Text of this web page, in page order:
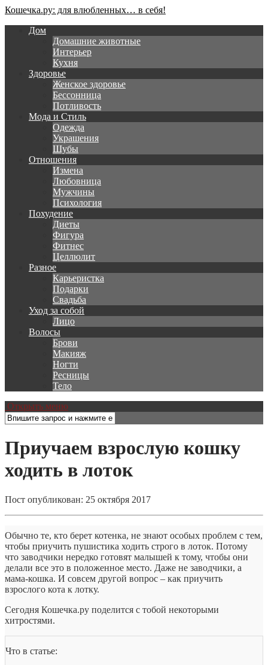
Кошечка.ру: для влюбленных… в себя!
Дом
Домашние животные
Интерьер
Кухня
Здоровье
Женское здоровье
Бессонница
Потливость
Мода и Стиль
Одежда
Украшения
Шубы
Отношения
Измена
Любовница
Мужчины
Психология
Похудение
Диеты
Фигура
Фитнес
Целлюлит
Разное
Карьеристка
Подарки
Свадьба
Уход за собой
Лицо
Волосы
Брови
Макияж
Ногти
Ресницы
Тело
Открыть меню
Приучаем взрослую кошку
ходить в лоток
Пост опубликован: 25 октября 2017
Обычно те, кто берет котенка, не знают особых проблем с тем,
чтобы приучить пушистика ходить строго в лоток. Потому
что заводчики нередко готовят малышей к тому, чтобы они
делали все это в положенное место. Даже не заводчики, а
мама-кошка. И совсем другой вопрос – как приучить
взрослого кота к лотку.
Сегодня Кошечка.ру поделится с тобой некоторыми
хитростями.
Что в статье: